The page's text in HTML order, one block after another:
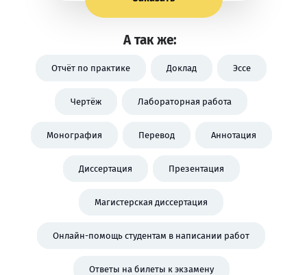
А так же:
Отчёт по практике Доклад Эссе
Чертёж Лабораторная работа
Монография Перевод Аннотация
Диссертация Презентация
Магистерская диссертация
Онлайн-помощь студентам в написании работ
Ответы на билеты к экзамену